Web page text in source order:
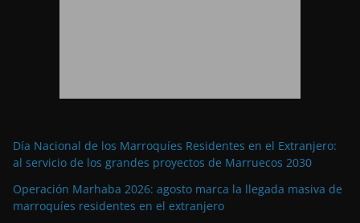
Día Nacional de los Marroquíes Residentes en el Extranjero:
al servicio de los grandes proyectos de Marruecos 2030
Operación Marhaba 2026: agosto marca la llegada masiva de
marroquíes residentes en el extranjero